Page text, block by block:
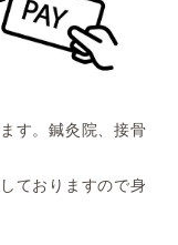
す。鍼灸院、接骨
ておりますので身